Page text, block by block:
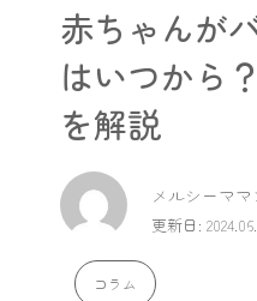
赤ちゃんが
はいつから
を解説
メルシーマ
更新日:
コラム